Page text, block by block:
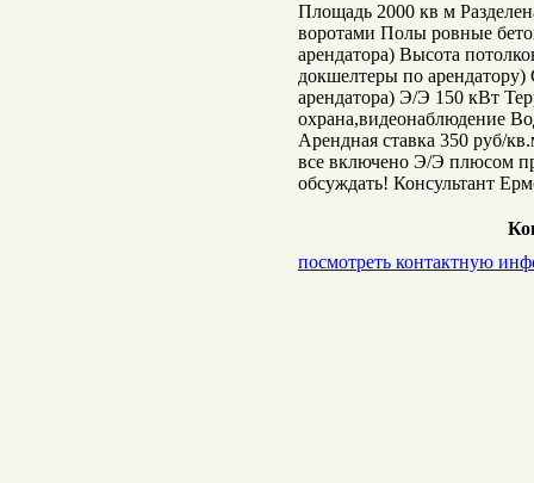
Площадь 2000 кв м
воротами Полы ровные
арендатора) Высота
докшелтеры по арендатору)
арендатора) Э/Э 150 кВт
охрана,видеонаблюдение
Арендная ставка 350 руб/
все включено Э/Э плюсом
обсуждать! Консультант
посмотреть контактную